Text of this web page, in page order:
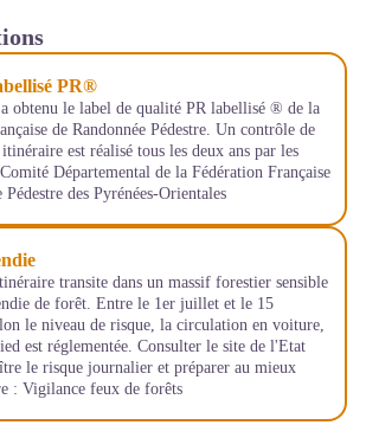
PR®
obtenu le label de qualité PR labellisé ® de la
de Randonnée Pédestre. Un contrôle de
est réalisé tous les deux ans par les
Comité Départemental de la Fédération Française
Pédestre des Pyrénées-Orientales
transite dans un massif forestier sensible
de forêt. Entre le 1er juillet et le 15
le niveau de risque, la circulation en voiture,
est réglementée. Consulter le site de l'Etat
le risque journalier et préparer au mieux
: Vigilance feux de forêts